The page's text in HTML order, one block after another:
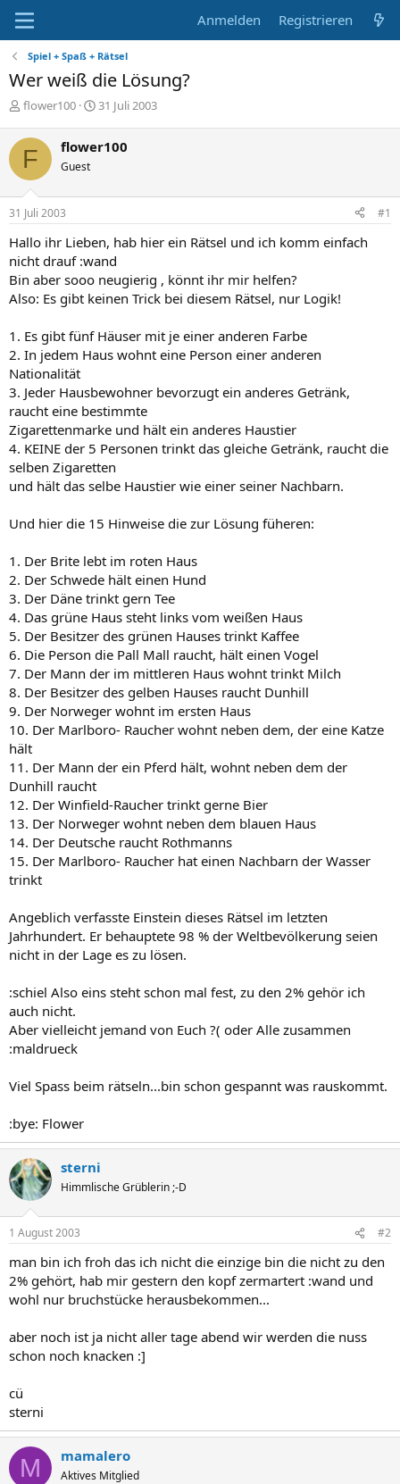
Anmelden Registrieren
Spiel + Spaß + Rätsel
Wer weiß die Lösung?
E
s
t
e
l
l
e
flower100
E
t
l
m
31 Juli 2003
F flower100
Guest
31 Juli 2003 #1
Hallo ihr Lieben, hab hier ein Rätsel und ich komm einfach
nicht drauf :wand
Bin aber sooo neugierig , könnt ihr mir helfen?
Also: Es gibt keinen Trick bei diesem Rätsel, nur Logik!
1. Es gibt fünf Häuser mit je einer anderen Farbe
2. In jedem Haus wohnt eine Person einer anderen
Nationalität
3. Jeder Hausbewohner bevorzugt ein anderes Getränk,
raucht eine bestimmte
Zigarettenmarke und hält ein anderes Haustier
4. KEINE der 5 Personen trinkt das gleiche Getränk, raucht die
selben Zigaretten
und hält das selbe Haustier wie einer seiner Nachbarn.
Und hier die 15 Hinweise die zur Lösung füheren:
1. Der Brite lebt im roten Haus
2. Der Schwede hält einen Hund
3. Der Däne trinkt gern Tee
4. Das grüne Haus steht links vom weißen Haus
5. Der Besitzer des grünen Hauses trinkt Kaffee
6. Die Person die Pall Mall raucht, hält einen Vogel
7. Der Mann der im mittleren Haus wohnt trinkt Milch
8. Der Besitzer des gelben Hauses raucht Dunhill
9. Der Norweger wohnt im ersten Haus
10. Der Marlboro- Raucher wohnt neben dem, der eine Katze
hält
11. Der Mann der ein Pferd hält, wohnt neben dem der
Dunhill raucht
12. Der Winfield-Raucher trinkt gerne Bier
13. Der Norweger wohnt neben dem blauen Haus
14. Der Deutsche raucht Rothmanns
15. Der Marlboro- Raucher hat einen Nachbarn der Wasser
trinkt
Angeblich verfasste Einstein dieses Rätsel im letzten
Jahrhundert. Er behauptete 98 % der Weltbevölkerung seien
nicht in der Lage es zu lösen.
:schiel Also eins steht schon mal fest, zu den 2% gehör ich
auch nicht.
Aber vielleicht jemand von Euch ?( oder Alle zusammen
:maldrueck
Viel Spass beim rätseln...bin schon gespannt was rauskommt.
:bye: Flower
sterni
Himmlische Grüblerin ;-D
1 August 2003 #2
man bin ich froh das ich nicht die einzige bin die nicht zu den
2% gehört, hab mir gestern den kopf zermartert :wand und
wohl nur bruchstücke herausbekommen...
aber noch ist ja nicht aller tage abend wir werden die nuss
schon noch knacken :]
cü
sterni
M mamalero
Aktives Mitglied